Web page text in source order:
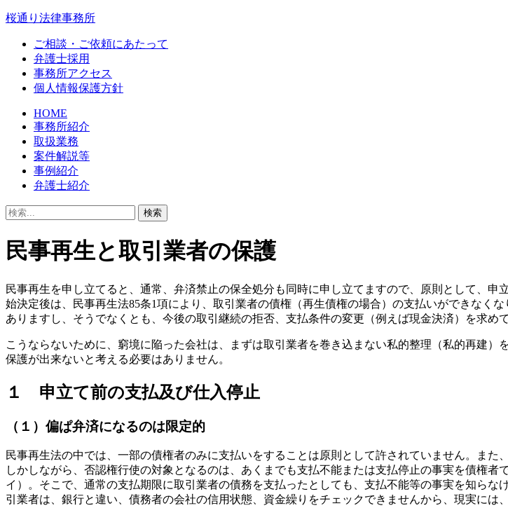
桜通り法律事務所
ご相談・ご依頼にあたって
弁護士採用
事務所アクセス
個人情報保護方針
HOME
事務所紹介
取扱業務
案件解説等
事例紹介
弁護士紹介
民事再生と取引業者の保護
民事再生を申し立てると、通常、弁済禁止の保全処分も同時に申し立てますので、原則として、
始決定後は、民事再生法85条1項により、取引業者の債権（再生債権の場合）の支払いができなく
ありますし、そうでなくとも、今後の取引継続の拒否、支払条件の変更（例えば現金決済）を求め
こうならないために、窮境に陥った会社は、まずは取引業者を巻き込まない私的整理（私的再建
保護が出来ないと考える必要はありません。
１ 申立て前の支払及び仕入停止
（１）偏ぱ弁済になるのは限定的
民事再生法の中では、一部の債権者のみに支払いをすることは原則として許されていません。ま
しかしながら、否認権行使の対象となるのは、あくまでも支払不能または支払停止の事実を債権
イ）。そこで、通常の支払期限に取引業者の債務を支払ったとしても、支払不能等の事実を知ら
引業者は、銀行と違い、債務者の会社の信用状態、資金繰りをチェックできませんから、現実には